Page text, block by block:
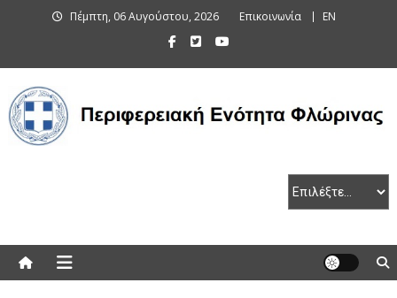
Πέμπτη, 06 Αυγούστου, 2026 Επικοινωνία EN